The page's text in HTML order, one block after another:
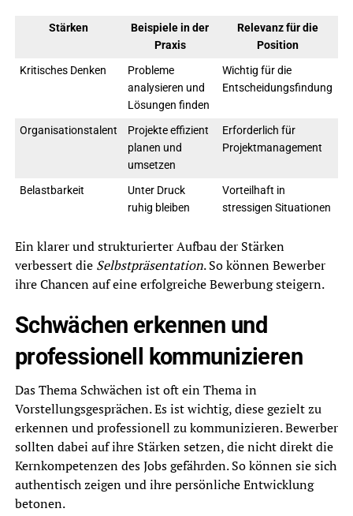
Stärken
Beispiele in der
Praxis
Relevanz für die
Position
Kritisches Denken
Probleme
analysieren und
Lösungen finden
Wichtig für die
Entscheidungsfindung
Organisationstalent
Projekte effizient
planen und
umsetzen
Erforderlich für
Projektmanagement
Belastbarkeit
Unter Druck
ruhig bleiben
Vorteilhaft in
stressigen Situationen
Ein klarer und strukturierter Aufbau der Stärken
verbessert die Selbstpräsentation. So können Bewerber
ihre Chancen auf eine erfolgreiche Bewerbung steigern.
Schwächen erkennen und
professionell kommunizieren
Das Thema Schwächen ist oft ein Thema in
Vorstellungsgesprächen. Es ist wichtig, diese gezielt zu
erkennen und professionell zu kommunizieren. Bewerber
sollten dabei auf ihre Stärken setzen, die nicht direkt die
Kernkompetenzen des Jobs gefährden. So können sie sich
authentisch zeigen und ihre persönliche Entwicklung
betonen.